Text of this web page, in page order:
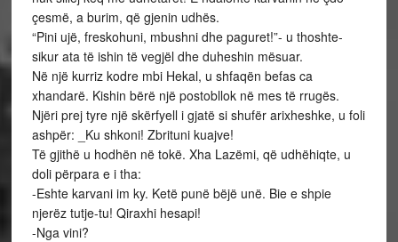
çesmë, a burim, që gjenin udhës.
“Pini ujë, freskohuni, mbushni dhe paguret!”- u thoshte-
sikur ata të ishin të vegjël dhe duheshin mësuar.
Në një kurriz kodre mbi Hekal, u shfaqën befas ca
xhandarë. Kishin bërë një postobllok në mes të rrugës.
Njëri prej tyre një skërfyell i gjatë si shufër arixheshke, u foli
ashpër: _Ku shkoni! Zbrituni kuajve!
Të gjithë u hodhën në tokë. Xha Lazëmi, që udhëhiqte, u
doli përpara e i tha:
-Eshte karvani im ky. Ketë punë bëjë unë. Bie e shpie
njerëz tutje-tu! Qiraxhi hesapi!
-Nga vini?